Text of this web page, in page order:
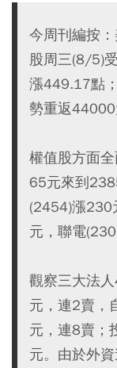
今周刊編按
股周三(8/5)
漲449.17點
勢重返44000
權值股方面
65元來到
(2454)漲230
元，聯電
觀察三大法
元，連2賣，
元，連8賣；
元。由於外